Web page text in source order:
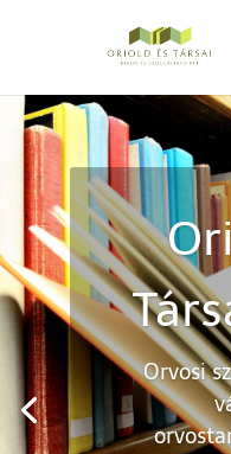
Orvosi